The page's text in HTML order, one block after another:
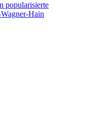
popularisierte
Hain